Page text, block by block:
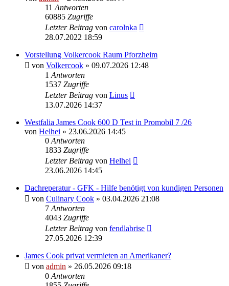
11 Antworten
60885 Zugriffe
Letzter Beitrag von carolnka
28.07.2022 18:59
Vorstellung Volkercook Raum Pforzheim
von Volkercook » 09.07.2026 12:48
1 Antworten
1537 Zugriffe
Letzter Beitrag von Linus
13.07.2026 14:37
Westfalia James Cook 600 D Test in Promobil 7 /26
von Helhei » 23.06.2026 14:45
0 Antworten
1833 Zugriffe
Letzter Beitrag von Helhei
23.06.2026 14:45
Dachreperatur - GFK - Hilfe benötigt von kundigen Personen
von Culinary Cook » 03.04.2026 21:08
7 Antworten
4043 Zugriffe
Letzter Beitrag von fendlabrise
27.05.2026 12:39
James Cook privat vermieten an Amerikaner?
von admin » 26.05.2026 09:18
0 Antworten